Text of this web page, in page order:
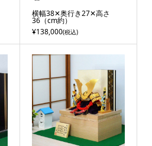
横幅38✕奥行き27✕高さ
36（cm約）
¥138,000(税込)